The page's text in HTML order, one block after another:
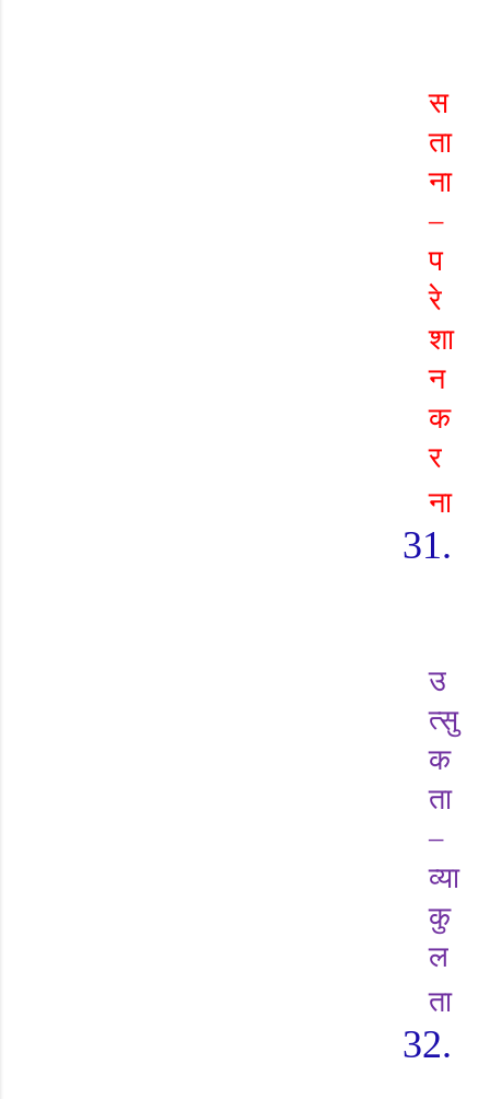
स
ता
ना
–
प
रे
शा
न
क
र
ना
31.
उ
त्सु
क
ता
–
व्या
कु
ल
ता
32.